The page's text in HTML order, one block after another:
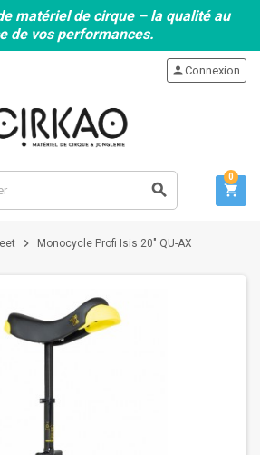
matériel de cirque – la qualité au
de vos performances.
search
personConnexion
shopping_cart
0
chevron_right Monocycle Profi Isis 20" QU-AX